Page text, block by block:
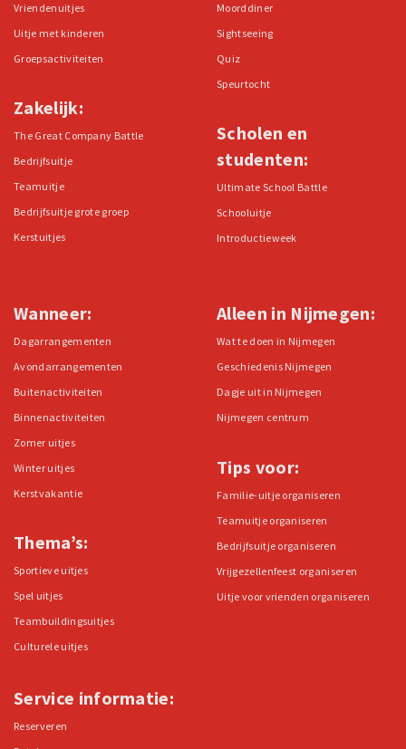
Vriendenuitjes
Uitje met kinderen
Groepsactiviteiten
Zakelijk:
The Great Company Battle
Bedrijfsuitje
Teamuitje
Bedrijfsuitje grote groep
Kerstuitjes
Moorddiner
Sightseeing
Quiz
Speurtocht
Scholen en
studenten:
Ultimate School Battle
Schooluitje
Introductieweek
Wanneer:
Dagarrangementen
Avondarrangementen
Buitenactiviteiten
Binnenactiviteiten
Zomer uitjes
Winter uitjes
Kerstvakantie
Thema’s:
Sportieve uitjes
Spel uitjes
Teambuildingsuitjes
Culturele uitjes
Alleen in Nijmegen:
Wat te doen in Nijmegen
Geschiedenis Nijmegen
Dagje uit in Nijmegen
Nijmegen centrum
Tips voor:
Familie-uitje organiseren
Teamuitje organiseren
Bedrijfsuitje organiseren
Vrijgezellenfeest organiseren
Uitje voor vrienden organiseren
Service informatie:
Reserveren